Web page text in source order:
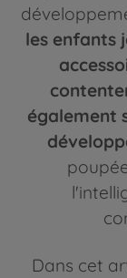
les enfants
également
Dans cet